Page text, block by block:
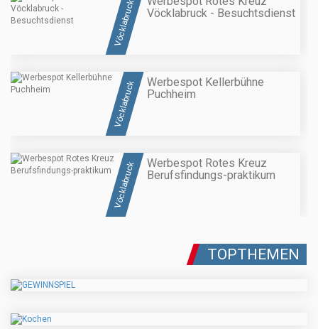
Vöcklabruck
Vöcklabruck - Besuchtsdienst
Vöcklabruck
Werbespot Kellerbühne
Puchheim
Vöcklabruck
Werbespot Rotes Kreuz
Berufsfindungs-praktikum
TOPTHEMEN